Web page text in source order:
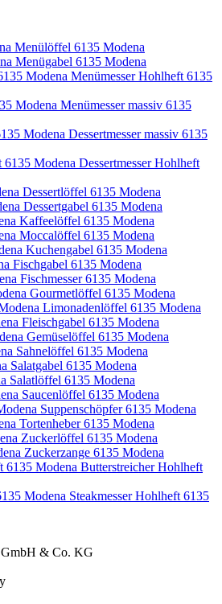
Menülöffel 6135 Modena
Menügabel 6135 Modena
Menümesser Hohlheft 6135
Menümesser massiv 6135
Dessertmesser massiv 6135
Dessertmesser Hohlheft
Dessertlöffel 6135 Modena
Dessertgabel 6135 Modena
Kaffeelöffel 6135 Modena
Moccalöffel 6135 Modena
Kuchengabel 6135 Modena
Fischgabel 6135 Modena
Fischmesser 6135 Modena
Gourmetlöffel 6135 Modena
Limonadenlöffel 6135 Modena
Fleischgabel 6135 Modena
Gemüselöffel 6135 Modena
Sahnelöffel 6135 Modena
Salatgabel 6135 Modena
Salatlöffel 6135 Modena
Saucenlöffel 6135 Modena
Suppenschöpfer 6135 Modena
Tortenheber 6135 Modena
Zuckerlöffel 6135 Modena
Zuckerzange 6135 Modena
Butterstreicher Hohlheft
Steakmesser Hohlheft 6135
& Co. KG